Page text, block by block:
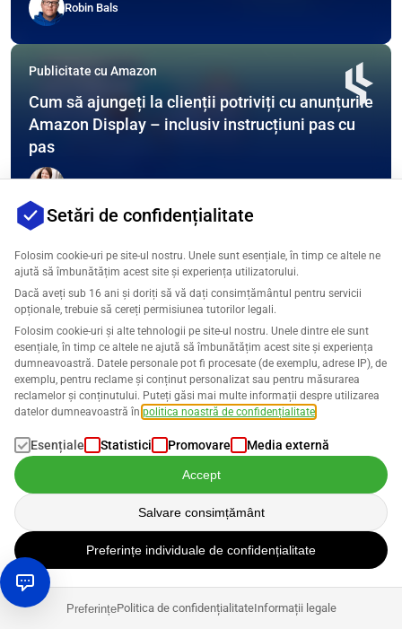
Robin Bals
Publicitate cu Amazon
Cum să ajungeți la clienții potriviți cu anunțurile
Amazon Display – inclusiv instrucțiuni pas cu
pas
De la coloana publicitară la era digitală – Cum
beneficiezi de Amazon DSP
Lena Schwab
Deveniți parte din
comunitatea noastră!
Setări de confidențialitate
Folosim cookie-uri pe site-ul nostru. Unele sunt esențiale, în timp ce altele ne
ajută să îmbunătățim acest site și experiența utilizatorului.
Dacă aveți sub 16 ani și doriți să vă dați consimțământul pentru servicii
opționale, trebuie să cereți permisiunea tutorilor legali.
Folosim cookie-uri și alte tehnologii pe site-ul nostru. Unele dintre ele sunt
esențiale, în timp ce altele ne ajută să îmbunătățim acest site și experiența
dumneavoastră. Datele personale pot fi procesate (de exemplu, adrese IP), de
exemplu, pentru reclame și conținut personalizat sau pentru măsurarea
reclamelor și conținutului. Puteți găsi mai multe informații despre utilizarea
datelor dumneavoastră în politica noastră de confidențialitate
Esențiale Statistici Promovare Media externă
Accept
Salvare consimțământ
Preferințe individuale de confidențialitate
PreferințePolitica de confidențialitateInformații legale